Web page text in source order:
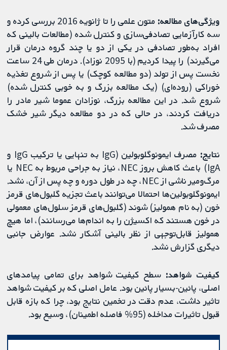
ویژگی‌های مطالعه:
متون علمی را تا ژانویه 2016 بررسی کرده و
سه کارآزمایی تصادفی‌سازی و کنترل شده (مطالعات بالینی که
افراد به‌طور تصادفی در یکی از دو یا چند گروه درمان قرار
می‌گیرند) را پیدا کردیم (با 2095 نوزاد). درمان طی 24 ساعت
نخست پس از تولد (دو مطالعه کوچک) یا پس از شروع تغذیه
خوراکی (روده‌ای) (یک مطالعه بزرگ و به خوبی کنترل شده)
شروع شد. در این مطالعه بزرگ، نوزادان عموما شیر مادر را
دریافت کردند، در حالی که در دو مطالعه دیگر شیر خشک
مصرف شد.
نتایج:
مصرف ایمونوگلوبولین (IgG به تنهایی یا ترکیب IgG و
IgA) باعث کاهش بروز NEC، نیاز به جراحی مربوط به NEC یا
مرگ‌ومیر ناشی از NEC، چه در طول دوره و چه پس از آن، نشد.
ایمونوگلوبولین‌ها احتمالا می‌توانند باعث تجزیه گلبول‌های قرمز
خون (به نام همولیز) شوند (گلبول‌های قرمز سلول‌های معمولی
در خون هستند که اکسیژن را به اندام‌ها می‌رسانند)، اما هیچ
همولیز قابل‌توجهی از نظر بالینی آشکار نشد. عوارض جانبی
دیگری گزارش نشد.
کیفیت شواهد: سطح کیفیت شواهد برای تمامی پیامدهای
اصلی، پائین-بسیار پائین بود. عامل اصلی که بر کیفیت شواهد
تاثیر داشت، عدم دقت در تخمین نتایج بود، چرا که بازه قابل
قبول تاثیرات مداخله (95% فاصله اطمینان)، وسیع بود.